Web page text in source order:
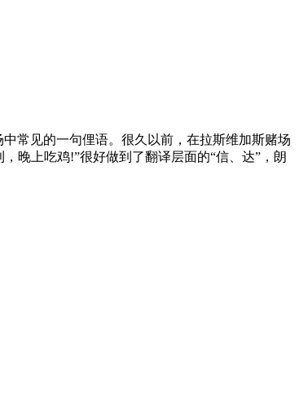
常见的一句俚语。很久以前，在拉斯维加斯赌场
晚上吃鸡!”很好做到了翻译层面的“信、达”，朗